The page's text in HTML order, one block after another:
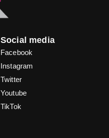
Social media
Facebook
Instagram
Twitter
Youtube
TikTok